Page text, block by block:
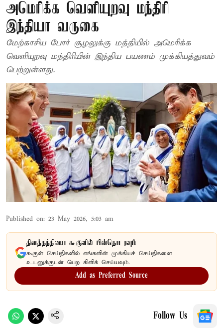
அமெரிக்க வெளியுறவு மந்திரி
இந்தியா வருகை
மேற்காசிய போர் சூழலுக்கு மத்தியில் அமெரிக்க
வெளியுறவு மந்திரியின் இந்திய பயணம் முக்கியத்துவம்
பெற்றுள்ளது.
Published on: 23 May 2026, 5:03 am
தினத்தந்தியை கூகுளில் பின்தொடரவும்
கூகுள் செய்திகளில் எங்களின் முக்கியச் செய்திகளை
உடனுக்குடன் பெற கிளிக் செய்யவும்.
Add as Preferred Source
Follow Us